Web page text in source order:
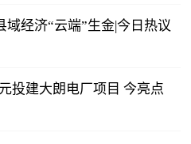
经济“云端”生金|今日热议
投建大朗电厂项目 今亮点